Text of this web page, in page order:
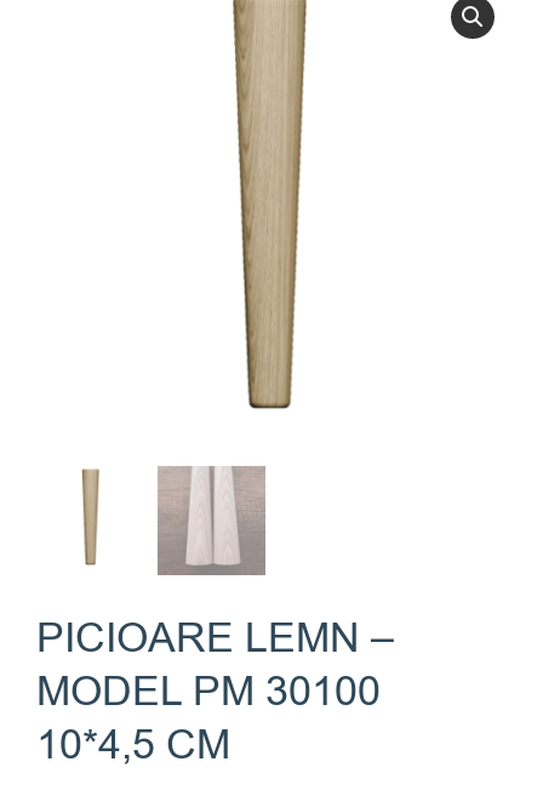
PICIOARE LEMN –
MODEL PM 30100
10*4,5 CM